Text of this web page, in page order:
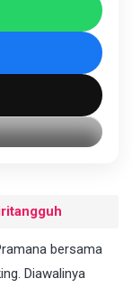
bersama
Diawalinya